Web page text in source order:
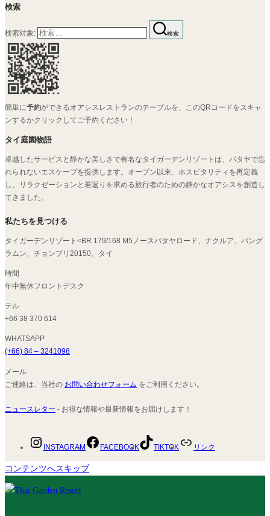
検索
検索対象: 検索
簡単に予約ができるオアシスレストランのテーブルを、このQRコードをスキャ
ンするかクリックしてご予約ください！
タイ庭園物語
卓越したサービスと静かな美しさで有名なタイガーデンリゾートは、パタヤで忘
れられないエスケープを提供します。オープン以来、ホスピタリティを再定義
し、リラクゼーションと若返りを求める旅行者のための静かなオアシスを創造し
てきました。
私たちを見つける
タイガーデンリゾート<BR 179/168 M5ノースパタヤロード、ナクルア、バング
ラムン、チョンブリ20150、タイ
時間
年中無休フロントデスク
テル
+66 38 370 614
WHATSAPP
(+66) 84 – 3241098
メール
ご連絡は、当社の お問い合わせフォーム をご利用ください。
ニュースレター - お得な情報や最新情報をお届けします！
INSTAGRAM FACEBOOK TIKTOK リンク
コンテンツへスキップ